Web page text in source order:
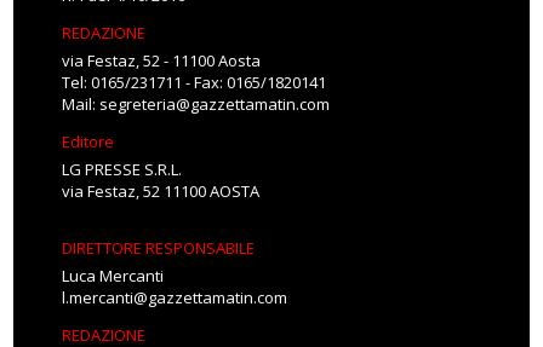
REDAZIONE
via Festaz, 52 - 11100 Aosta
Tel: 0165/231711 - Fax: 0165/1820141
Mail: segreteria@gazzettamatin.com
Editore
LG PRESSE S.R.L.
via Festaz, 52 11100 AOSTA
DIRETTORE RESPONSABILE
Luca Mercanti
l.mercanti@gazzettamatin.com
REDAZIONE